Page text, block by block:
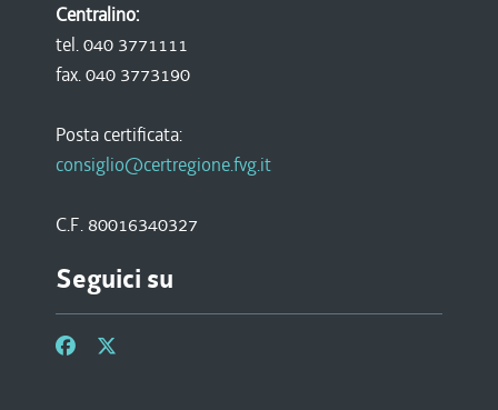
Centralino:
tel. 040 3771111
fax. 040 3773190
Posta certificata:
consiglio@certregione.fvg.it
C.F. 80016340327
Seguici su